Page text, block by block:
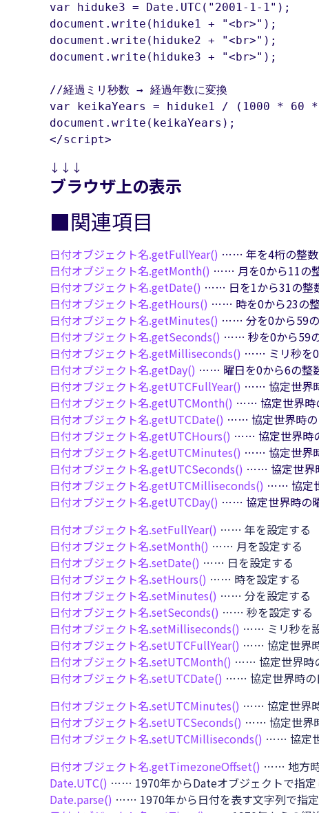
var hiduke3 = Date.UTC("2001-1-1");
document.write(hiduke1 + "<br>");	//ミリ秒数が返る
document.write(hiduke2 + "<br>");	//ミリ秒数が返る
document.write(hiduke3 + "<br>");	//NaNが返る
//経過ミリ秒数 → 経過年数に変換
var keikaYears = hiduke1 / (1000 * 60
document.write(keikaYears);
</script>
↓↓↓
ブラウザ上の表示
■関連項目
日付オブジェクト名.getFullYear() …… 年を4桁の整数
日付オブジェクト名.getMonth() …… 月を0から11の
日付オブジェクト名.getDate() …… 日を1から31の整
日付オブジェクト名.getHours() …… 時を0から23の
日付オブジェクト名.getMinutes() …… 分を0から59
日付オブジェクト名.getSeconds() …… 秒を0から59
日付オブジェクト名.getMilliseconds() …… ミリ秒を0
日付オブジェクト名.getDay() …… 曜日を0から6の整
日付オブジェクト名.getUTCFullYear() …… 協定世界
日付オブジェクト名.getUTCMonth() …… 協定世界時
日付オブジェクト名.getUTCDate() …… 協定世界時の
日付オブジェクト名.getUTCHours() …… 協定世界時
日付オブジェクト名.getUTCMinutes() …… 協定世界
日付オブジェクト名.getUTCSeconds() …… 協定世界
日付オブジェクト名.getUTCMilliseconds() …… 協定
日付オブジェクト名.getUTCDay() …… 協定世界時の
日付オブジェクト名.setFullYear() …… 年を設定する
日付オブジェクト名.setMonth() …… 月を設定する
日付オブジェクト名.setDate() …… 日を設定する
日付オブジェクト名.setHours() …… 時を設定する
日付オブジェクト名.setMinutes() …… 分を設定する
日付オブジェクト名.setSeconds() …… 秒を設定する
日付オブジェクト名.setMilliseconds() …… ミリ秒を
日付オブジェクト名.setUTCFullYear() …… 協定世界
日付オブジェクト名.setUTCMonth() …… 協定世界時
日付オブジェクト名.setUTCDate() …… 協定世界時の
日付オブジェクト名.setUTCMinutes() …… 協定世界
日付オブジェクト名.setUTCSeconds() …… 協定世界
日付オブジェクト名.setUTCMilliseconds() …… 協定
日付オブジェクト名.getTimezoneOffset() …… 地方時
Date.UTC() …… 1970年からDateオブジェクトで指定
Date.parse() …… 1970年から日付を表す文字列で指